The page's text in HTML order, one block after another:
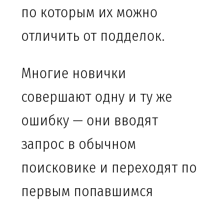
по которым их можно
отличить от подделок.
Многие новички
совершают одну и ту же
ошибку — они вводят
запрос в обычном
поисковике и переходят по
первым попавшимся